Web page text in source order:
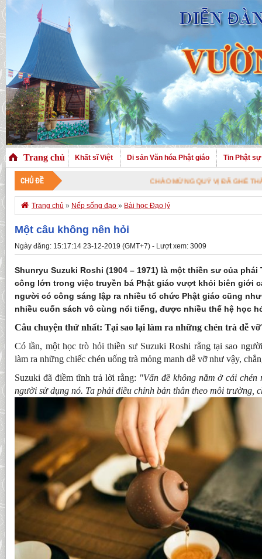
Trang chủ Khất sĩ Việt Di sản Văn hóa Phật giáo Tin Phật sự
CHỦ ĐỀ CHÀO MỪNG QUÝ VỊ ĐÃ GHÉ THĂM TRANG
 Trang chủ » Nếp sống đạo » Bài học Đạo lý
Một câu không nên hỏi
Ngày đăng: 15:17:14 23-12-2019 (GMT+7) - Lượt xem: 3009
Shunryu Suzuki Roshi (1904 – 1971) là một thiền sư của
công lớn trong việc truyền bá Phật giáo vượt khỏi biên giới
người có công sáng lập ra nhiều tổ chức Phật giáo cũng
nhiều cuốn sách vô cùng nổi tiếng, được nhiều thế hệ học
Câu chuyện thứ nhất: Tại sao lại làm ra những chén trà dễ
Có lần, một học trò hỏi thiền sư Suzuki Roshi rằng tại sao
làm ra những chiếc chén uống trà mỏng manh dễ vỡ như vậy,
Suzuki đã điềm tĩnh trả lời rằng: "Vấn đề không nằm ở cái
người sử dụng nó. Ta phải điều chỉnh bản thân theo môi trường,